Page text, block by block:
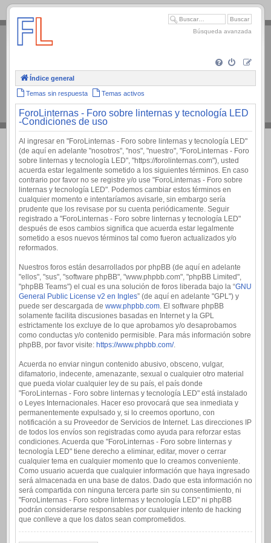
.
Búsqueda avanzada
Índice general
Temas sin respuesta Temas activos
ForoLinternas - Foro sobre linternas y tecnología LED
-Condiciones de uso
Al ingresar en "ForoLinternas - Foro sobre linternas y tecnología LED"
(de aquí en adelante "nosotros", "nos", "nuestro", "ForoLinternas - Foro
sobre linternas y tecnología LED", "https://forolinternas.com"), usted
acuerda estar legalmente sometido a los siguientes términos. En caso
contrario por favor no se registre y/o use "ForoLinternas - Foro sobre
linternas y tecnología LED". Podemos cambiar estos términos en
cualquier momento e intentaríamos avisarle, sin embargo sería
prudente que los revisase por su cuenta periódicamente. Seguir
registrado a "ForoLinternas - Foro sobre linternas y tecnología LED"
después de esos cambios significa que acuerda estar legalmente
sometido a esos nuevos términos tal como fueron actualizados y/o
reformados.
Nuestros foros están desarrollados por phpBB (de aquí en adelante
"ellos", "sus", "software phpBB", "www.phpbb.com", "phpBB Limited",
"phpBB Teams") el cual es una solución de foros liberada bajo la “GNU
General Public License v2 en Ingles” (de aquí en adelante "GPL") y
puede ser descargada de www.phpbb.com. El software phpBB
solamente facilita discusiones basadas en Internet y la GPL
estrictamente los excluye de lo que aprobamos y/o desaprobamos
como conductas y/o contenido permisible. Para más información sobre
phpBB, por favor visite: https://www.phpbb.com/.
Acuerda no enviar ningun contenido abusivo, obsceno, vulgar,
difamatorio, indecente, amenazante, sexual o cualquier otro material
que pueda violar cualquier ley de su país, el país donde
"ForoLinternas - Foro sobre linternas y tecnología LED" está instalado
o Leyes Internacionales. Hacer eso provocará que sea inmediata y
permanentemente expulsado y, si lo creemos oportuno, con
notificación a su Proveedor de Servicios de Internet. Las direcciones IP
de todos los envíos son registradas como ayuda para reforzar estas
condiciones. Acuerda que "ForoLinternas - Foro sobre linternas y
tecnología LED" tiene derecho a eliminar, editar, mover o cerrar
cualquier tema en cualquier momento que lo creamos conveniente.
Como usuario acuerda que cualquier información que haya ingresado
será almacenada en una base de datos. Dado que esta información no
será compartida con ninguna tercera parte sin su consentimiento, ni
"ForoLinternas - Foro sobre linternas y tecnología LED" ni phpBB
podrán considerarse responsables por cualquier intento de hacking
que conlleve a que los datos sean comprometidos.